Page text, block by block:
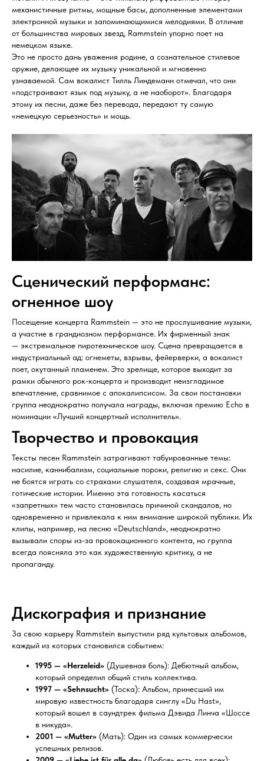
механистичные ритмы, мощные басы, дополненные элементами
электронной музыки и запоминающимися мелодиями. В отличие
от большинства мировых звезд, Rammstein упорно поет на
немецком языке.
Это не просто дань уважения родине, а сознательное стилевое
оружие, делающее их музыку уникальной и мгновенно
узнаваемой. Сам вокалист Тилль Линдеманн отмечал, что они
«подстраивают язык под музыку, а не наоборот». Благодаря
этому их песни, даже без перевода, передают ту самую
«немецкую серьезность» и мощь.
Сценический перформанс:
огненное шоу
Посещение концерта Rammstein — это не прослушивание музыки,
а участие в грандиозном перформансе. Их фирменный знак
— экстремальное пиротехническое шоу. Сцена превращается в
индустриальный ад: огнеметы, взрывы, фейерверки, а вокалист
поет, окутанный пламенем. Это зрелище, которое выходит за
рамки обычного рок-концерта и производит неизгладимое
впечатление, сравнимое с апокалипсисом. За свои постановки
группа неоднократно получала награды, включая премию Echo в
номинации «Лучший концертный исполнитель».
Творчество и провокация
Тексты песен Rammstein затрагивают табуированные темы:
насилие, каннибализм, социальные пороки, религию и секс. Они
не боятся играть со страхами слушателя, создавая мрачные,
готические истории. Именно эта готовность касаться
«запретных» тем часто становилась причиной скандалов, но
одновременно и привлекала к ним внимание широкой публики. Их
клипы, например, на песню «Deutschland», неоднократно
вызывали споры из-за провокационного контента, но группа
всегда поясняла это как художественную критику, а не
пропаганду.
Дискография и признание
За свою карьеру Rammstein выпустили ряд культовых альбомов,
каждый из которых становился событием:
1995 — «Herzeleid» (Душевная боль): Дебютный альбом,
который определил общий стиль коллектива.
1997 — «Sehnsucht» (Тоска): Альбом, принесший им
мировую известность благодаря синглу «Du Hast»,
который вошел в саундтрек фильма Дэвида Линча «Шоссе
в никуда».
2001 — «Mutter» (Мать): Один из самых коммерчески
успешных релизов.